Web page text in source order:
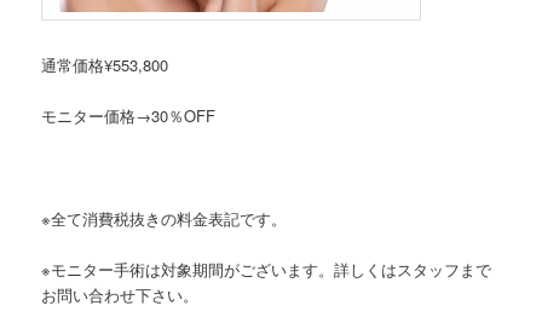
通常価格¥553,800
モニター価格→30％OFF
※全て消費税抜きの料金表記です。
※モニター手術は対象期間がございます。詳しくはスタッフまで
お問い合わせ下さい。